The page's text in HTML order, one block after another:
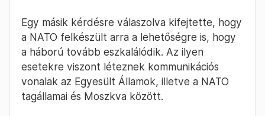
Egy másik kérdésre válaszolva kifejtette, hogy
a NATO felkészült arra a lehetőségre is, hogy
a háború tovább eszkalálódik. Az ilyen
esetekre viszont léteznek kommunikációs
vonalak az Egyesült Államok, illetve a NATO
tagállamai és Moszkva között.